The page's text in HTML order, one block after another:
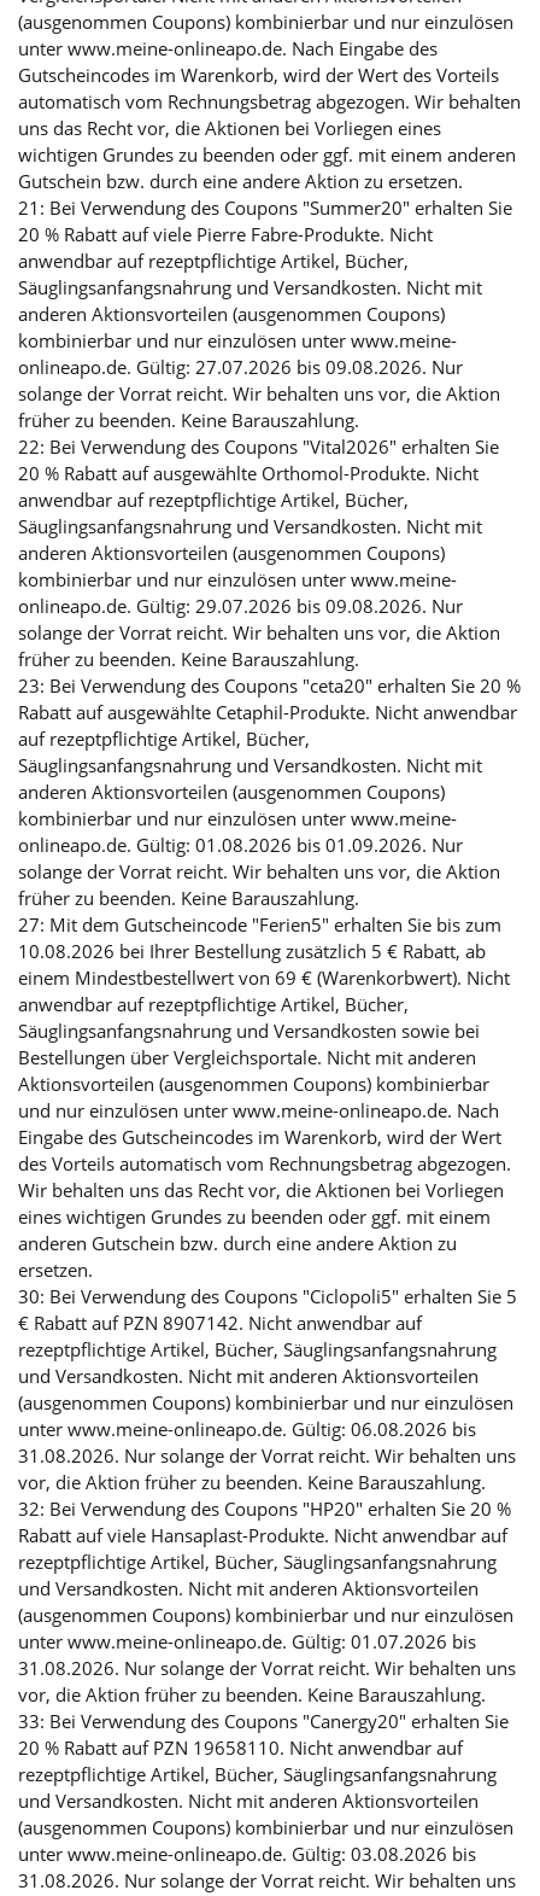
(ausgenommen Coupons) kombinierbar und nur einzulösen
unter www.meine-onlineapo.de. Nach Eingabe des
Gutscheincodes im Warenkorb, wird der Wert des Vorteils
automatisch vom Rechnungsbetrag abgezogen. Wir behalten
uns das Recht vor, die Aktionen bei Vorliegen eines
wichtigen Grundes zu beenden oder ggf. mit einem anderen
Gutschein bzw. durch eine andere Aktion zu ersetzen.
21: Bei Verwendung des Coupons "Summer20" erhalten Sie
20 % Rabatt auf viele Pierre Fabre-Produkte. Nicht
anwendbar auf rezeptpflichtige Artikel, Bücher,
Säuglingsanfangsnahrung und Versandkosten. Nicht mit
anderen Aktionsvorteilen (ausgenommen Coupons)
kombinierbar und nur einzulösen unter www.meine-
onlineapo.de. Gültig: 27.07.2026 bis 09.08.2026. Nur
solange der Vorrat reicht. Wir behalten uns vor, die Aktion
früher zu beenden. Keine Barauszahlung.
22: Bei Verwendung des Coupons "Vital2026" erhalten Sie
20 % Rabatt auf ausgewählte Orthomol-Produkte. Nicht
anwendbar auf rezeptpflichtige Artikel, Bücher,
Säuglingsanfangsnahrung und Versandkosten. Nicht mit
anderen Aktionsvorteilen (ausgenommen Coupons)
kombinierbar und nur einzulösen unter www.meine-
onlineapo.de. Gültig: 29.07.2026 bis 09.08.2026. Nur
solange der Vorrat reicht. Wir behalten uns vor, die Aktion
früher zu beenden. Keine Barauszahlung.
23: Bei Verwendung des Coupons "ceta20" erhalten Sie 20 %
Rabatt auf ausgewählte Cetaphil-Produkte. Nicht anwendbar
auf rezeptpflichtige Artikel, Bücher,
Säuglingsanfangsnahrung und Versandkosten. Nicht mit
anderen Aktionsvorteilen (ausgenommen Coupons)
kombinierbar und nur einzulösen unter www.meine-
onlineapo.de. Gültig: 01.08.2026 bis 01.09.2026. Nur
solange der Vorrat reicht. Wir behalten uns vor, die Aktion
früher zu beenden. Keine Barauszahlung.
27: Mit dem Gutscheincode "Ferien5" erhalten Sie bis zum
10.08.2026 bei Ihrer Bestellung zusätzlich 5 € Rabatt, ab
einem Mindestbestellwert von 69 € (Warenkorbwert). Nicht
anwendbar auf rezeptpflichtige Artikel, Bücher,
Säuglingsanfangsnahrung und Versandkosten sowie bei
Bestellungen über Vergleichsportale. Nicht mit anderen
Aktionsvorteilen (ausgenommen Coupons) kombinierbar
und nur einzulösen unter www.meine-onlineapo.de. Nach
Eingabe des Gutscheincodes im Warenkorb, wird der Wert
des Vorteils automatisch vom Rechnungsbetrag abgezogen.
Wir behalten uns das Recht vor, die Aktionen bei Vorliegen
eines wichtigen Grundes zu beenden oder ggf. mit einem
anderen Gutschein bzw. durch eine andere Aktion zu
ersetzen.
30: Bei Verwendung des Coupons "Ciclopoli5" erhalten Sie 5
€ Rabatt auf PZN 8907142. Nicht anwendbar auf
rezeptpflichtige Artikel, Bücher, Säuglingsanfangsnahrung
und Versandkosten. Nicht mit anderen Aktionsvorteilen
(ausgenommen Coupons) kombinierbar und nur einzulösen
unter www.meine-onlineapo.de. Gültig: 06.08.2026 bis
31.08.2026. Nur solange der Vorrat reicht. Wir behalten uns
vor, die Aktion früher zu beenden. Keine Barauszahlung.
32: Bei Verwendung des Coupons "HP20" erhalten Sie 20 %
Rabatt auf viele Hansaplast-Produkte. Nicht anwendbar auf
rezeptpflichtige Artikel, Bücher, Säuglingsanfangsnahrung
und Versandkosten. Nicht mit anderen Aktionsvorteilen
(ausgenommen Coupons) kombinierbar und nur einzulösen
unter www.meine-onlineapo.de. Gültig: 01.07.2026 bis
31.08.2026. Nur solange der Vorrat reicht. Wir behalten uns
vor, die Aktion früher zu beenden. Keine Barauszahlung.
33: Bei Verwendung des Coupons "Canergy20" erhalten Sie
20 % Rabatt auf PZN 19658110. Nicht anwendbar auf
rezeptpflichtige Artikel, Bücher, Säuglingsanfangsnahrung
und Versandkosten. Nicht mit anderen Aktionsvorteilen
(ausgenommen Coupons) kombinierbar und nur einzulösen
unter www.meine-onlineapo.de. Gültig: 03.08.2026 bis
31.08.2026. Nur solange der Vorrat reicht. Wir behalten uns